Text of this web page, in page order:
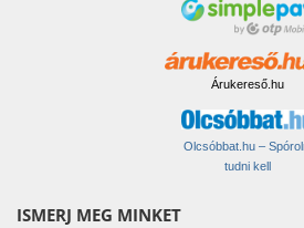
Árukereső.hu
Olcsóbbat.hu –
tudni kell
ISMERJ MEG MINKET